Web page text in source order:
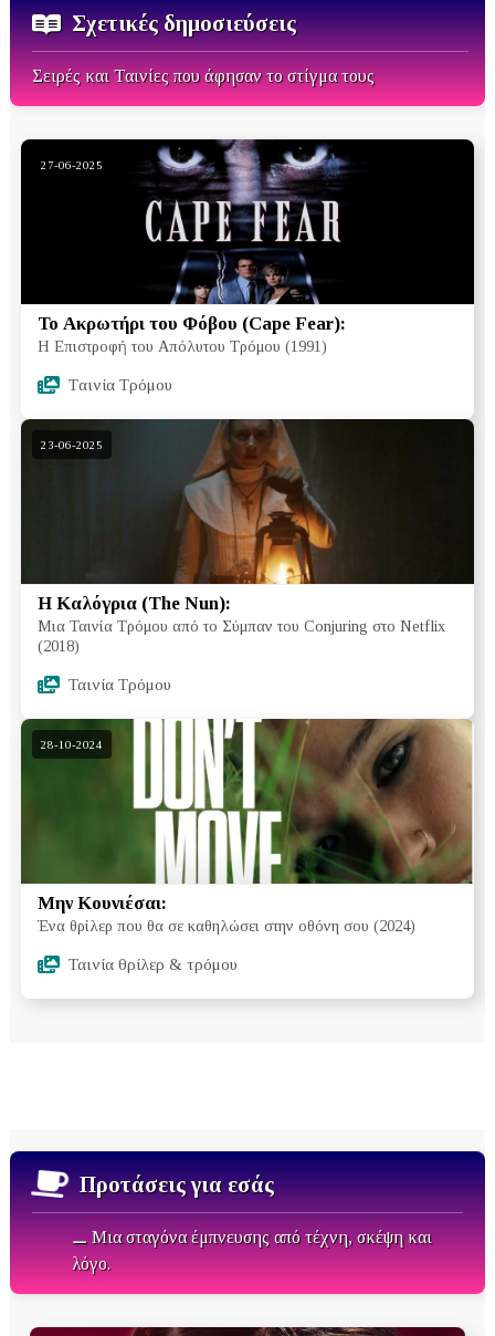
Σχετικές δημοσιεύσεις
Σειρές και Ταινίες που άφησαν το στίγμα τους
Το Ακρωτήρι του Φόβου (Cape Fear):
Η Επιστροφή του Απόλυτου Τρόμου (1991)
Tαινία Τρόμου
27-06-2025
H Καλόγρια (The Nun):
Μια Ταινία Τρόμου από το Σύμπαν του Conjuring στο Netflix
(2018)
Ταινία Τρόμου
23-06-2025
Μην Κουνιέσαι:
Ένα θρίλερ που θα σε καθηλώσει στην οθόνη σου (2024)
Ταινία θρίλερ & τρόμου
28-10-2024
Προτάσεις για εσάς
⚊ Μια σταγόνα έμπνευσης από τέχνη, σκέψη και
λόγο.